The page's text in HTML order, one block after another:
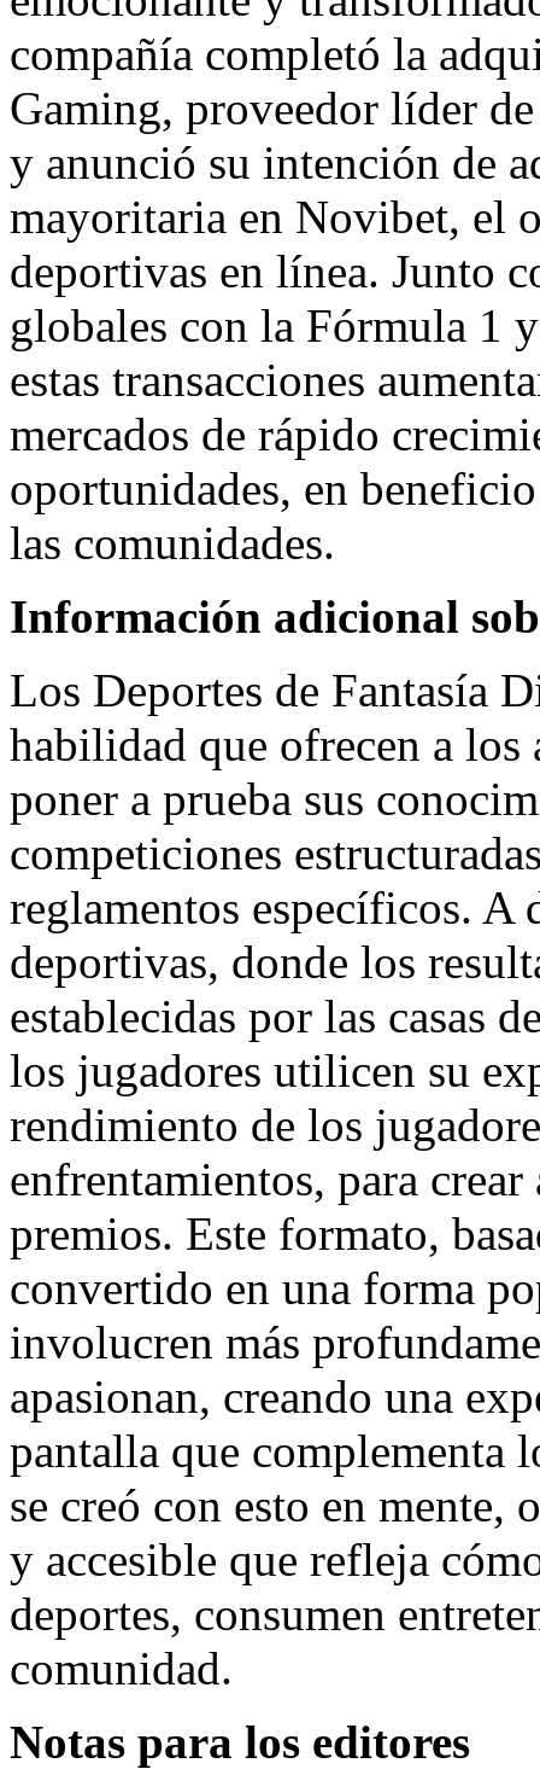
compañía completó la
Gaming, proveedor líder
y anunció su intención de
mayoritaria en Novibet, el
deportivas en línea. Junto
globales con la Fórmula 1
estas transacciones
mercados de rápido
oportunidades, en
las comunidades.
Información adicional
Los Deportes de Fantasía
habilidad que ofrecen a
poner a prueba sus
competiciones
reglamentos específicos. A
deportivas, donde los
establecidas por las casas
los jugadores utilicen su
rendimiento de los
enfrentamientos, para
premios. Este formato,
convertido en una forma
involucren más
apasionan, creando una
pantalla que complementa
se creó con esto en
y accesible que refleja
deportes, consumen
comunidad.
Notas para los editores